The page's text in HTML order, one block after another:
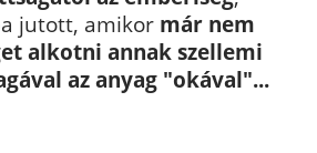
jutott, amikor már nem
alkotni annak szellemi
az anyag "okával"...